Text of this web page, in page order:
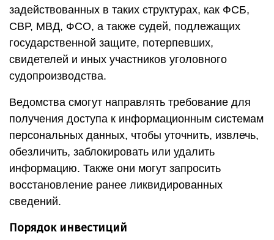
задействованных в таких структурах, как ФСБ,
СВР, МВД, ФСО, а также судей, подлежащих
государственной защите, потерпевших,
свидетелей и иных участников уголовного
судопроизводства.
Ведомства смогут направлять требование для
получения доступа к информационным системам
персональных данных, чтобы уточнить, извлечь,
обезличить, заблокировать или удалить
информацию. Также они могут запросить
восстановление ранее ликвидированных
сведений.
Порядок инвестиций